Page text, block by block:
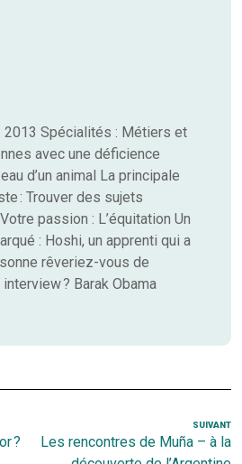
2013 Spécialités : Métiers et
avec une déficience
d’un animal La principale
: Trouver des sujets
passion : L’équitation Un
: Hoshi, un apprenti qui a
rêveriez-vous de
? Barak Obama
?
SUIVANT
Les rencontres de Muña – à la